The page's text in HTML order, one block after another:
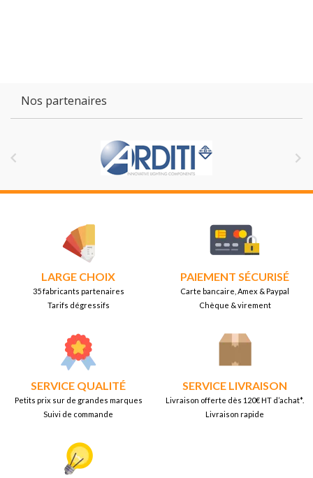
Nos partenaires
 
LARGE CHOIX
35 fabricants partenaires
Tarifs dégressifs
PAIEMENT SÉCURISÉ
Carte bancaire, Amex & Paypal
Chèque & virement
SERVICE QUALITÉ
Petits prix sur de grandes marques
Suivi de commande
SERVICE LIVRAISON
Livraison offerte dès 120€ HT d’achat*.
Livraison rapide